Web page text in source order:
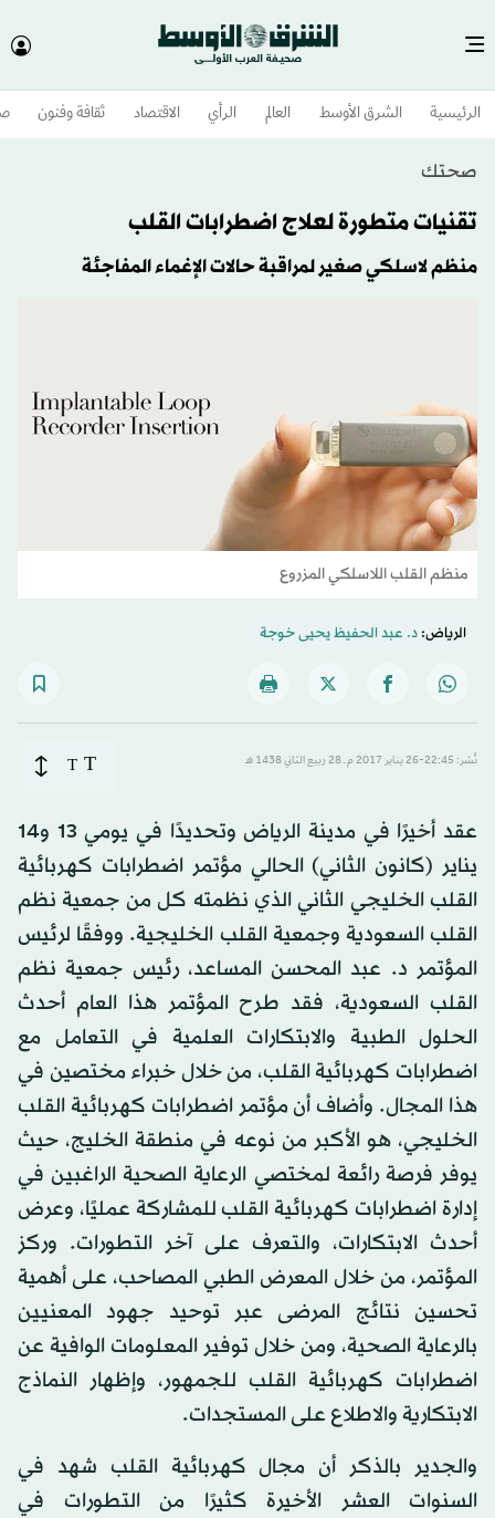
الرئيسية الشرق الأوسط​ العالم الرأي الاقتصاد ثقافة وفنون
صحتك
تقنيات متطورة لعلاج اضطرابات القلب
منظم لاسلكي صغير لمراقبة حالات الإغماء المفاجئة
منظم القلب اللاسلكي المزروع
الرياض:د. عبد الحفيظ يحيى خوجة
نُشر: 22:45-26 يناير 2017 م ـ 28 ربيع الثاني 1438 هـ T
T
عقد أخيرًا في مدينة الرياض وتحديدًا في يومي 13 و14
يناير (كانون الثاني) الحالي مؤتمر اضطرابات كهربائية
القلب الخليجي الثاني الذي نظمته كل من جمعية نظم
القلب السعودية وجمعية القلب الخليجية. ووفقًا لرئيس
المؤتمر د. عبد المحسن المساعد، رئيس جمعية نظم
القلب السعودية، فقد طرح المؤتمر هذا العام أحدث
الحلول الطبية والابتكارات العلمية في التعامل مع
اضطرابات كهربائية القلب، من خلال خبراء مختصين في
هذا المجال. وأضاف أن مؤتمر اضطرابات كهربائية القلب
الخليجي، هو الأكبر من نوعه في منطقة الخليج، حيث
يوفر فرصة رائعة لمختصي الرعاية الصحية الراغبين في
إدارة اضطرابات كهربائية القلب للمشاركة عمليًا، وعرض
أحدث الابتكارات، والتعرف على آخر التطورات. وركز
المؤتمر، من خلال المعرض الطبي المصاحب، على أهمية
تحسين نتائج المرضى عبر توحيد جهود المعنيين
بالرعاية الصحية، ومن خلال توفير المعلومات الوافية عن
اضطرابات كهربائية القلب للجمهور، وإظهار النماذج
الابتكارية والاطلاع على المستجدات.
والجدير بالذكر أن مجال كهربائية القلب شهد في
السنوات العشر الأخيرة كثيرًا من التطورات في